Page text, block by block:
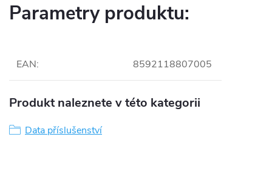
Parametry produktu:
EAN: 8592118807005
Produkt naleznete v této kategorii
Data příslušenství